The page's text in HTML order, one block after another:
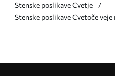
Stenske poslikave Cvetje
Stenske poslikave Cvetoče